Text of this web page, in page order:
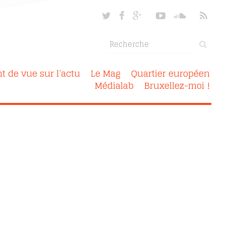
de vue sur l’actu Le Mag Quartier européen
Médialab Bruxellez-moi !